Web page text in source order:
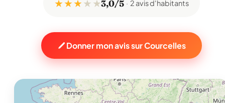
★ ★ ★★ ★3,0/5 2 avis d'habitants
Donner mon avis sur Courcelles